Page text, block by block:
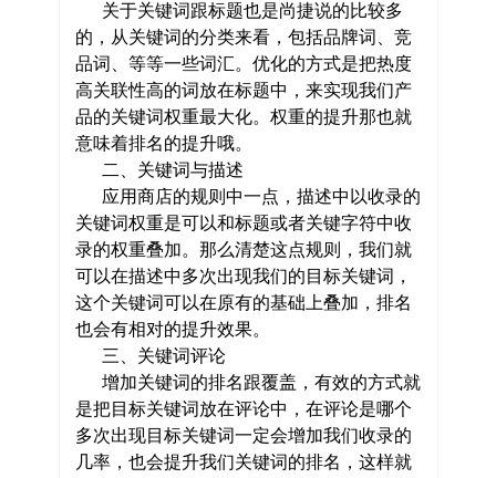
关于关键词跟标题也是尚捷说的比较多
的，从关键词的分类来看，包括品牌词、竞
品词、等等一些词汇。优化的方式是把热度
高关联性高的词放在标题中，来实现我们产
品的关键词权重最大化。权重的提升那也就
意味着排名的提升哦。
二、关键词与描述
应用商店的规则中一点，描述中以收录的
关键词权重是可以和标题或者关键字符中收
录的权重叠加。那么清楚这点规则，我们就
可以在描述中多次出现我们的目标关键词，
这个关键词可以在原有的基础上叠加，排名
也会有相对的提升效果。
三、关键词评论
增加关键词的排名跟覆盖，有效的方式就
是把目标关键词放在评论中，在评论是哪个
多次出现目标关键词一定会增加我们收录的
几率，也会提升我们关键词的排名，这样就